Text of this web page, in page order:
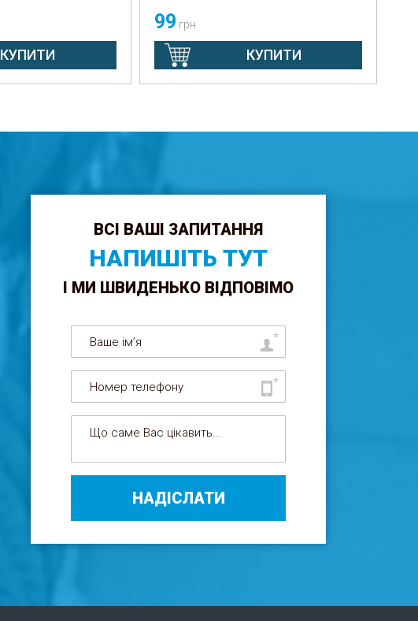
КУПИТИ
99 грн
КУПИТИ
ВСІ ВАШІ ЗАПИТАННЯ
НАПИШІТЬ ТУТ
І МИ ШВИДЕНЬКО ВІДПОВІМО
НАДІСЛАТИ